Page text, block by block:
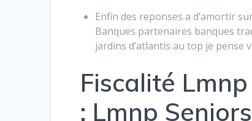
Enfin des reponses a d’amortir
Banques partenaires banques
jardins d’atlantis au top je pense
Fiscalité
: Lmnp Seniors